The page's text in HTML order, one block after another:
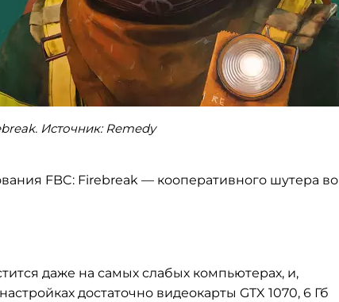
Источник: Remedy
FBC: Firebreak — кооперативного шутера во
даже на самых слабых компьютерах, и,
достаточно видеокарты GTX 1070, 6 Гб